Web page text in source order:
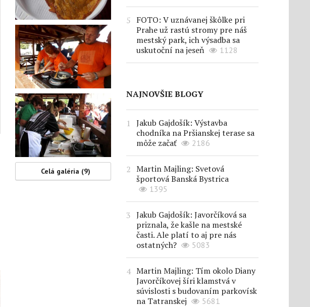
Celá galéria (9)
FOTO: V uznávanej škôlke pri
Prahe už rastú stromy pre náš
mestský park, ich výsadba sa
uskutoční na jeseň
1128
NAJNOVŠIE BLOGY
Jakub Gajdošík: Výstavba
chodníka na Pršianskej terase sa
môže začať
2186
Martin Majling: Svetová
športová Banská Bystrica
1395
Jakub Gajdošík: Javorčíková sa
priznala, že kašle na mestské
časti. Ale platí to aj pre nás
ostatných?
5083
Martin Majling: Tím okolo Diany
Javorčíkovej šíri klamstvá v
súvislosti s budovaním parkovísk
na Tatranskej
5681